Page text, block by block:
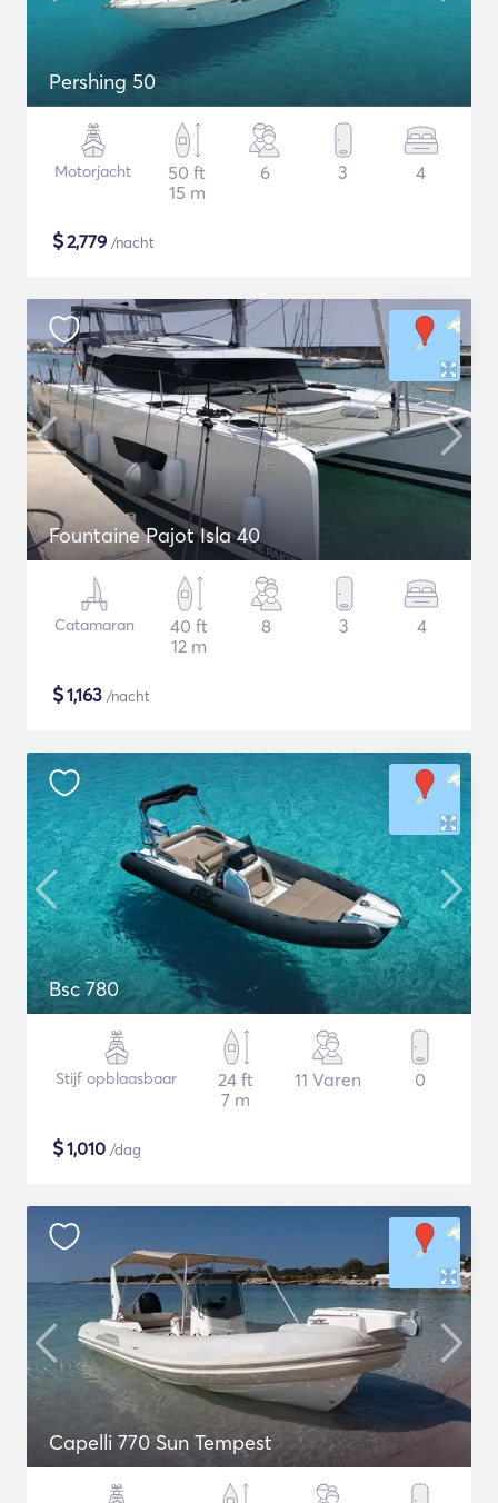
Pershing 50
Motorjacht
50 ft
15 m
6 3 4
$2,779 /nacht
Fountaine Pajot Isla 40
Catamaran
40 ft
12 m
8 3 4
$1,163 /nacht
Bsc 780
Stijf opblaasbaar
24 ft
7 m
11 Varen 0
$1,010 /dag
Capelli 770 Sun Tempest